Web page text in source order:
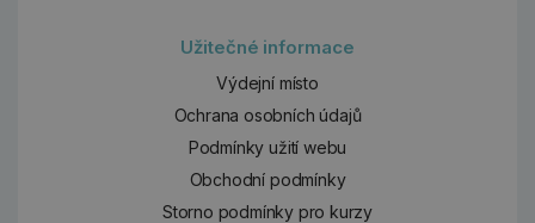
Užitečné informace
Výdejní místo
Ochrana osobních údajů
Podmínky užití webu
Obchodní podmínky
Storno podmínky pro kurzy